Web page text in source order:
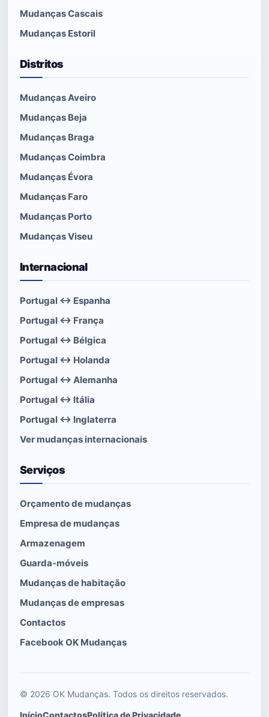
Mudanças Cascais
Mudanças Estoril
Distritos
Mudanças Aveiro
Mudanças Beja
Mudanças Braga
Mudanças Coimbra
Mudanças Évora
Mudanças Faro
Mudanças Porto
Mudanças Viseu
Internacional
Portugal ↔ Espanha
Portugal ↔ França
Portugal ↔ Bélgica
Portugal ↔ Holanda
Portugal ↔ Alemanha
Portugal ↔ Itália
Portugal ↔ Inglaterra
Ver mudanças internacionais
Serviços
Orçamento de mudanças
Empresa de mudanças
Armazenagem
Guarda-móveis
Mudanças de habitação
Mudanças de empresas
Contactos
Facebook OK Mudanças
© 2026 OK Mudanças. Todos os direitos reservados.
InícioContactosPolítica de Privacidade